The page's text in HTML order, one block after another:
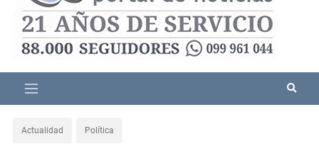
Actualidad Política